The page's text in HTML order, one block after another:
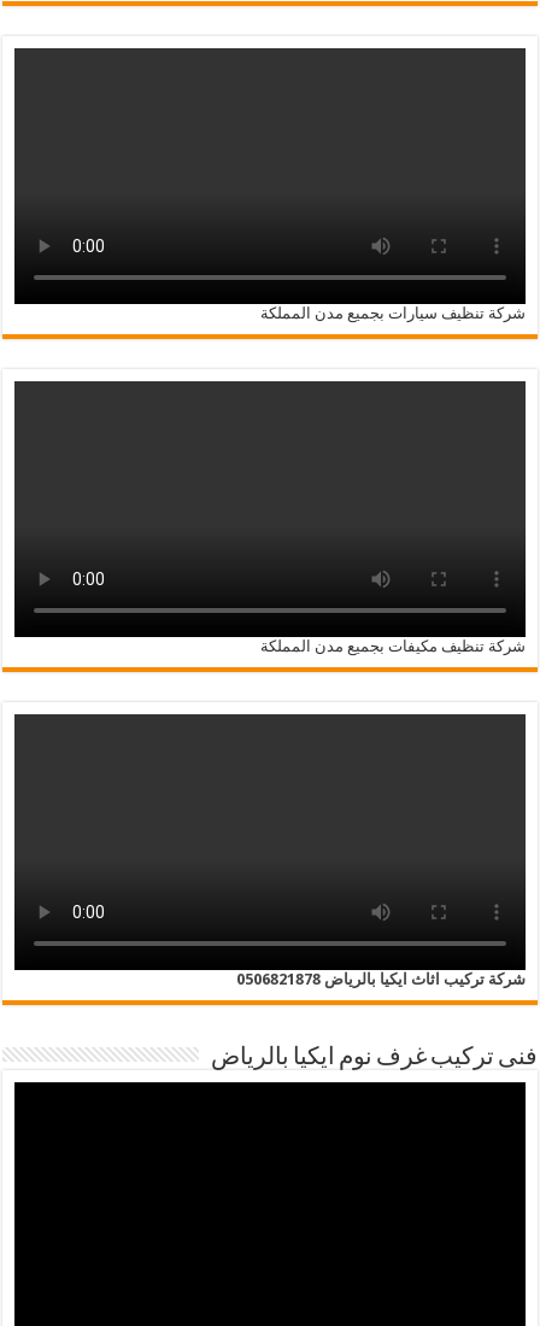
شركة تنظيف سيارات بجميع مدن المملكة
شركة تنظيف مكيفات بجميع مدن المملكة
شركة تركيب اثاث ايكيا بالرياض 0506821878
فنى تركيب غرف نوم ايكيا بالرياض